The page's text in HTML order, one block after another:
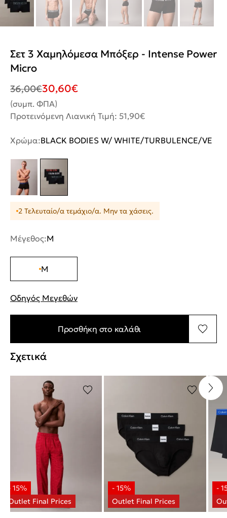
Σετ 3 Χαμηλόμεσα Μπόξερ - Intense Power
Micro
36,00€30,60€
(συμπ. ΦΠΑ)
Προτεινόμενη Λιανική Τιμή: 51,90€
Χρώμα:BLACK BODIES W/ WHITE/TURBULENCE/VE
2 Τελευταίο/α τεμάχιο/α. Μην τα χάσεις.
Μέγεθος:M
M
Οδηγός Μεγεθών
Προσθήκη στο καλάθι
Σχετικά